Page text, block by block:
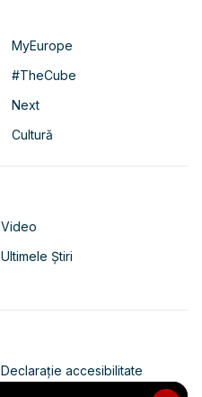
MyEurope
#TheCube
Next
Cultură
Video
Ultimele Știri
Declarație accesibilitate